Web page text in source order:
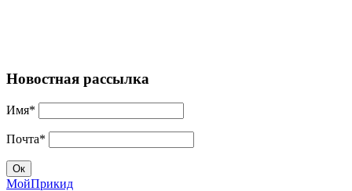
Новостная рассылка
Имя*
Почта*
МойПрикид